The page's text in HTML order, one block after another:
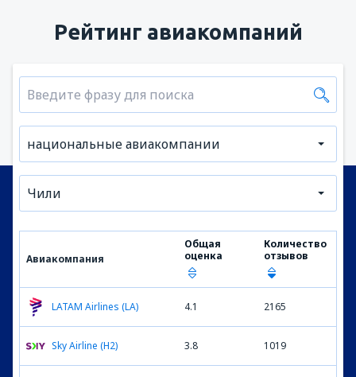
Рейтинг авиакомпаний
национальные авиакомпании
Чили
Авиакомпания
Общая
оценка
Количество
отзывов
LATAM Airlines (LA) 4.1 2165
Sky Airline (H2) 3.8 1019